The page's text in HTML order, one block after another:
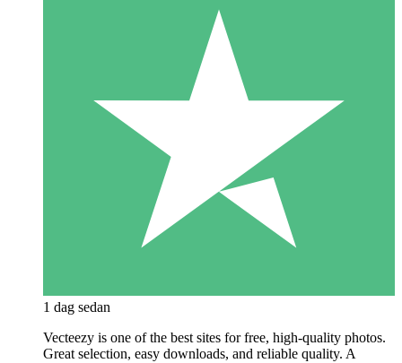
1 dag sedan
Vecteezy is one of the best sites for free, high‑quality photos.
Great selection, easy downloads, and reliable quality. A